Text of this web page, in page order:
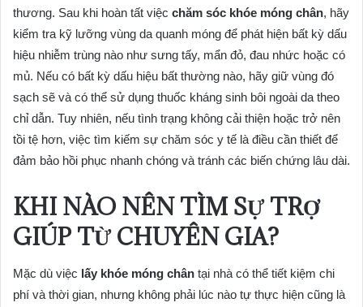
thương. Sau khi hoàn tất việc chăm sóc khóe móng chân, hãy
kiểm tra kỹ lưỡng vùng da quanh móng để phát hiện bất kỳ dấu
hiệu nhiễm trùng nào như sưng tấy, mẩn đỏ, đau nhức hoặc có
mủ. Nếu có bất kỳ dấu hiệu bất thường nào, hãy giữ vùng đó
sạch sẽ và có thể sử dụng thuốc kháng sinh bôi ngoài da theo
chỉ dẫn. Tuy nhiên, nếu tình trạng không cải thiện hoặc trở nên
tồi tệ hơn, việc tìm kiếm sự chăm sóc y tế là điều cần thiết để
đảm bảo hồi phục nhanh chóng và tránh các biến chứng lâu dài.
KHI NÀO NÊN TÌM SỰ TRỢ
GIÚP TỪ CHUYÊN GIA?
Mặc dù việc lấy khóe móng chân tại nhà có thể tiết kiệm chi
phí và thời gian, nhưng không phải lúc nào tự thực hiện cũng là